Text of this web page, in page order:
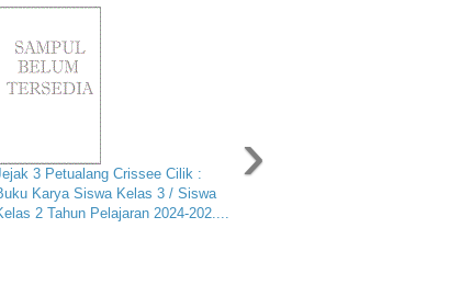
3 Petualang Crissee Cilik :
Karya Siswa Kelas 3 / Siswa
2 Tahun Pelajaran 2024-202....
›